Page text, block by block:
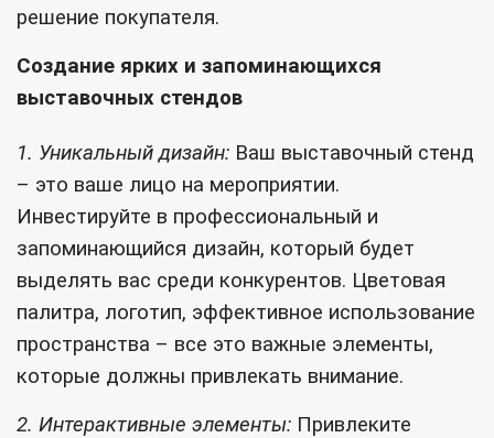
решение покупателя.
Создание ярких и запоминающихся
выставочных стендов
1. Уникальный дизайн: Ваш выставочный стенд
– это ваше лицо на мероприятии.
Инвестируйте в профессиональный и
запоминающийся дизайн, который будет
выделять вас среди конкурентов. Цветовая
палитра, логотип, эффективное использование
пространства – все это важные элементы,
которые должны привлекать внимание.
2. Интерактивные элементы: Привлеките